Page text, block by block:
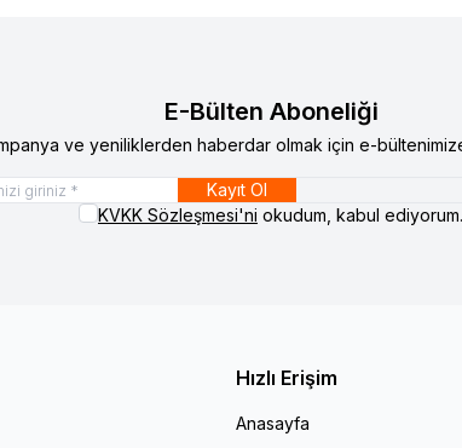
E-Bülten Aboneliği
ve yeniliklerden haberdar olmak için e-
Kayıt Ol
KVKK Sözleşmesi'ni okudum, kabul ediyorum.
Hızlı Erişim
Anasayfa